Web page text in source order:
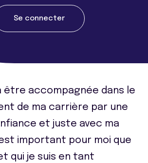
Se connecter
être accompagnée dans le
de ma carrière par une
et juste avec ma
important pour moi que
qui je suis en tant